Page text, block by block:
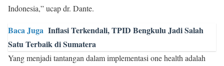
Indonesia,” ucap dr. Dante.
Baca Juga Inflasi Terkendali, TPID Bengkulu Jadi Salah
Satu Terbaik di Sumatera
Yang menjadi tantangan dalam implementasi one health adalah